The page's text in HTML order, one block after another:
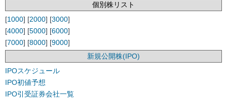
個別株リスト
[1000] [2000] [3000]
[4000] [5000] [6000]
[7000] [8000] [9000]
新規公開株(IPO)
IPOスケジュール
IPO初値予想
IPO引受証券会社一覧